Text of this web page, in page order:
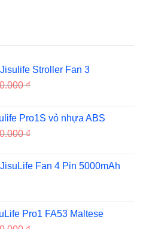
Stroller Fan 3
₫
Pro1S vỏ nhựa ABS
₫
Fan 4 Pin 5000mAh
Pro1 FA53 Maltese